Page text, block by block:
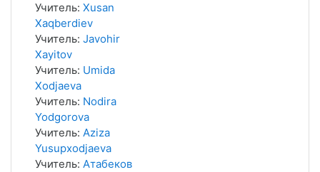
Учитель: Xusan
Xaqberdiev
Учитель: Javohir
Xayitov
Учитель: Umida
Xodjaeva
Учитель: Nodira
Yodgorova
Учитель: Aziza
Yusupxodjaeva
Учитель: Атабеков